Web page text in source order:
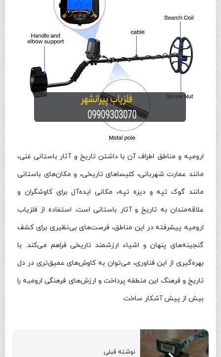
ارومیه و مناطق اطراف آن با داشتن تاریخ و آثار باستانی غنی،
مانند عمارت شهربانی، کلیساهای تاریخی، و مکان‌های باستانی
مانند گوک تپه و دیزه تپه، مکانی ایده‌آل برای کاوشگران و
علاقه‌مندان به تاریخ و آثار باستانی است. استفاده از فلزیاب‌
ارومیه پیشرفته در این مناطق، فرصت‌های بی‌نظیری برای کشف
گنجینه‌های پنهان و اشیاء ارزشمند تاریخی فراهم می‌کند. با
بهره‌گیری از این فناوری، می‌توان به کاوش‌های عمیق‌تری در دل
تاریخ و فرهنگ این منطقه پرداخت و ارزش‌های فرهنگی ارومیه را
بیش از پیش آشکار ساخت.
نوشته قبلی